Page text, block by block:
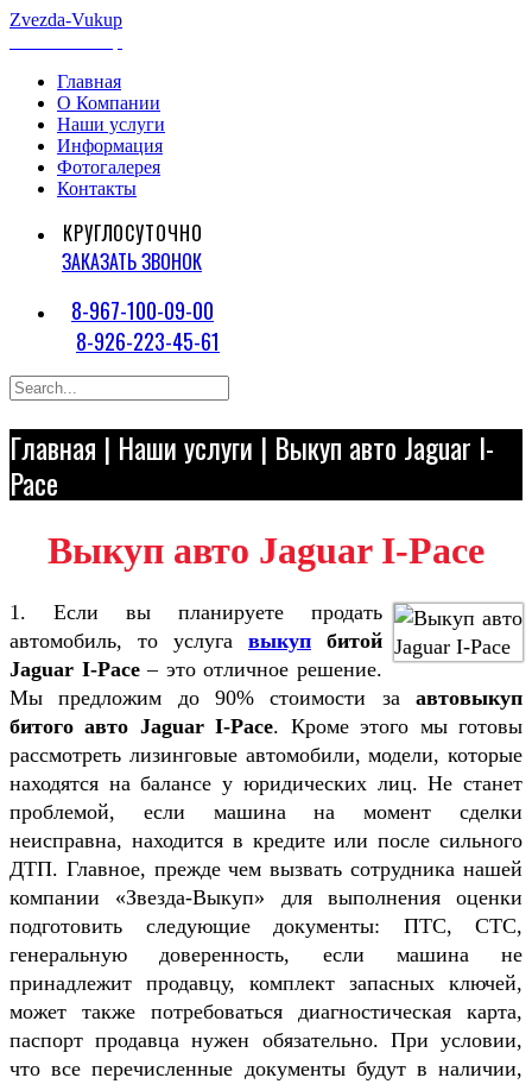
Zvezda-Vukup
Главная
О Компании
Наши услуги
Информация
Фотогалерея
Контакты
КРУГЛОСУТОЧНО
ЗАКАЗАТЬ ЗВОНОК
8-967-100-09-00
8-926-223-45-61
Главная | Наши услуги | Выкуп авто Jaguar I-
Pace
Выкуп авто Jaguar I-Pace
1. Если вы планируете продать
автомобиль, то услуга выкуп битой
Jaguar I-Pace– это отличное решение.
Мы предложим до 90% стоимости за автовыкуп
битого авто Jaguar I-Pace. Кроме этого мы готовы
рассмотреть лизинговые автомобили, модели, которые
находятся на балансе у юридических лиц. Не станет
проблемой, если машина на момент сделки
неисправна, находится в кредите или после сильного
ДТП. Главное, прежде чем вызвать сотрудника нашей
компании «Звезда-Выкуп» для выполнения оценки
подготовить следующие документы: ПТС, СТС,
генеральную доверенность, если машина не
принадлежит продавцу, комплект запасных ключей,
может также потребоваться диагностическая карта,
паспорт продавца нужен обязательно. При условии,
что все перечисленные документы будут в наличии,